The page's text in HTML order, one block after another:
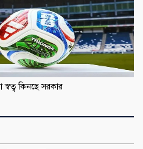
স্বত্ব কিনছে সরকার